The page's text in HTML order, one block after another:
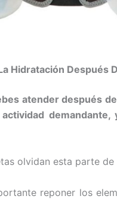
Hidratación Después
atender después
olvidan esta parte
reponer los